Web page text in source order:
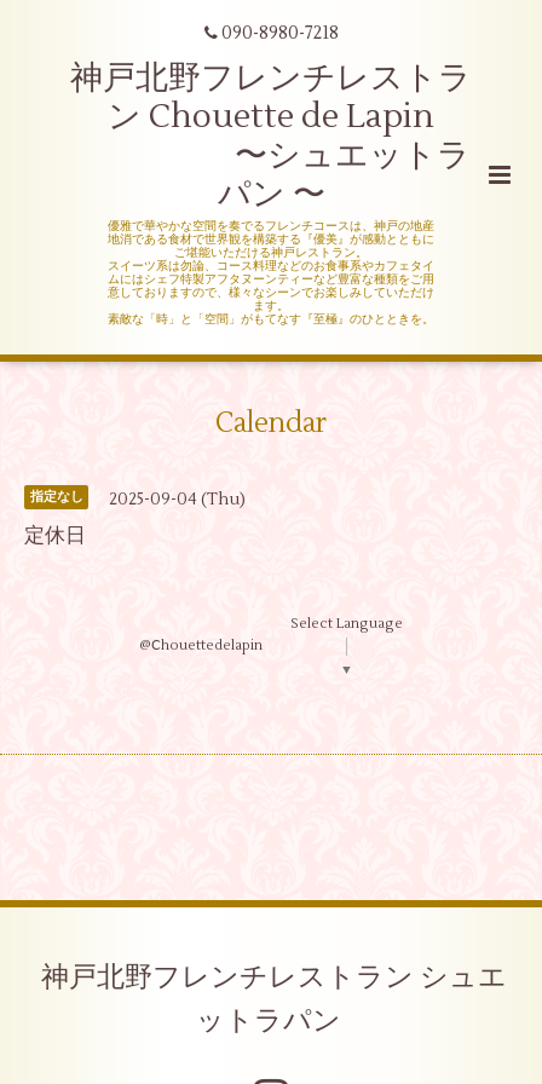
090-8980-7218
神戸北野フレンチレストラ
ン Chouette de Lapin
〜シュエットラ
パン 〜
優雅で華やかな空間を奏でるフレンチコースは、神戸の地産
地消である食材で世界観を構築する『優美』が感動とともに
ご堪能いただける神戸レストラン。
スイーツ系は勿論、コース料理などのお食事系やカフェタイ
ムにはシェフ特製アフタヌーンティーなど豊富な種類をご用
意しておりますので、様々なシーンでお楽しみしていただけ
ます。
素敵な「時」と「空間」がもてなす『至極』のひとときを。
Calendar
指定なし 2025-09-04 (Thu)
定休日
@Ⅽhouettedelapin
Select Language
▼
神戸北野フレンチレストラン シュエ
ットラパン